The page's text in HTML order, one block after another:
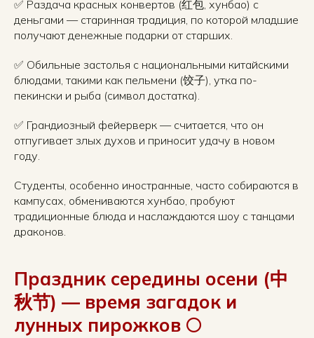
✅ Раздача красных конвертов (红包, хунбао) с
деньгами — старинная традиция, по которой младшие
получают денежные подарки от старших.
✅ Обильные застолья с национальными китайскими
блюдами, такими как пельмени (饺子), утка по-
пекински и рыба (символ достатка).
✅ Грандиозный фейерверк — считается, что он
отпугивает злых духов и приносит удачу в новом
году.
Студенты, особенно иностранные, часто собираются в
кампусах, обмениваются хунбао, пробуют
традиционные блюда и наслаждаются шоу с танцами
драконов.
Праздник середины осени (中
秋节) — время загадок и
лунных пирожков 🌕